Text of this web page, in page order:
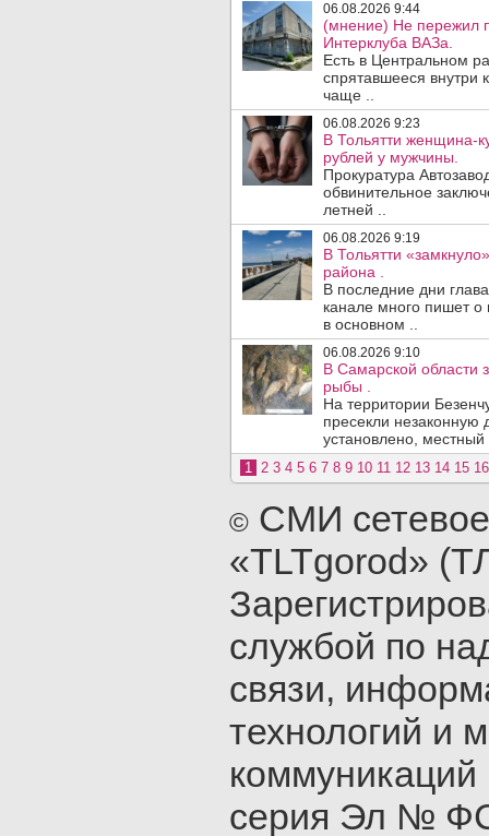
06.08.2026 9:44
(мнение) Не пережил
Интерклуба ВАЗа.
Есть в Центральном
спрятавшееся внутри
чаще ..
06.08.2026 9:23
В Тольятти женщина-
рублей у мужчины.
Прокуратура
обвинительное
летней ..
06.08.2026 9:19
В Тольятти
района .
В последние дни
канале много пишет о
в основном ..
06.08.2026 9:10
В Самарской области
рыбы .
На территории
пресекли незаконную
установлено, местный
1 2 3 4 5 6 7 8 9 10 11 12 13 14 15 16
© СМИ
«TLTgorod»
службой по
связи,
технологий и
серия Эл №